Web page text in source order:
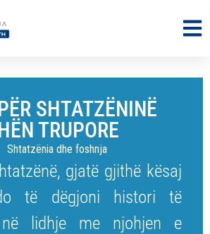
SHTATZËNINË
TRUPORE
Shtatzënia dhe foshnja
gjatë gjithë kësaj
të dëgjoni histori të
në lidhje me njohjen e